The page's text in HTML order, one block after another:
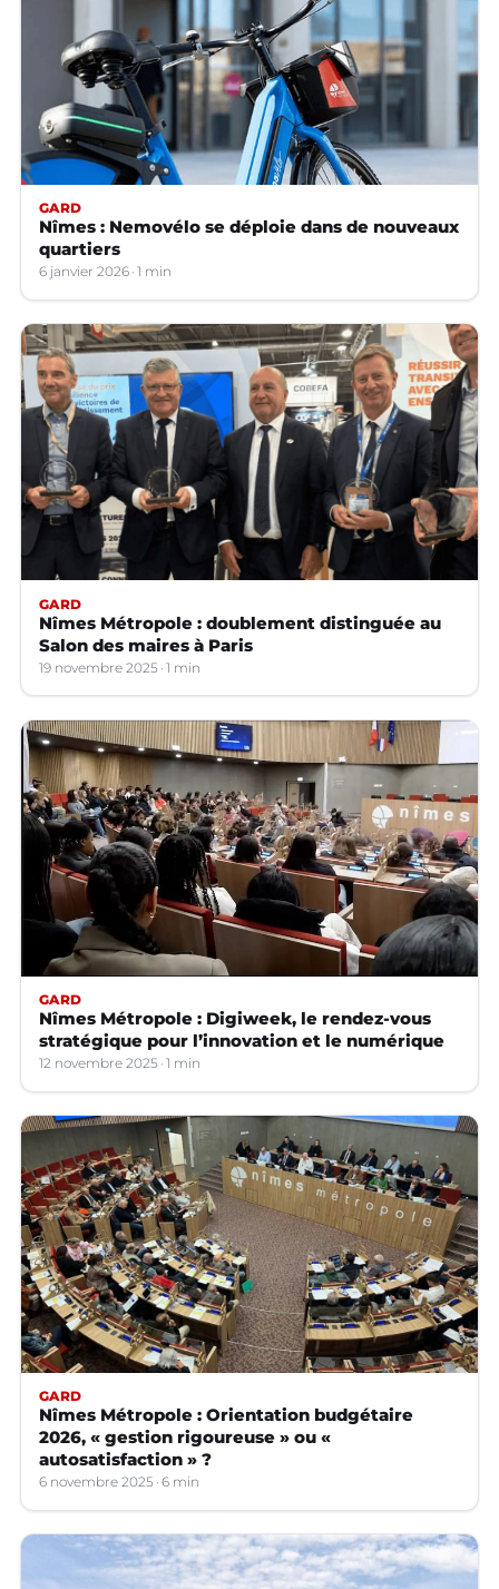
GARD
Nîmes : Nemovélo se déploie dans de nouveaux
quartiers
6 janvier 2026 1 min
GARD
Nîmes Métropole : doublement distinguée au
Salon des maires à Paris
19 novembre 2025 1 min
GARD
Nîmes Métropole : Digiweek, le rendez-vous
stratégique pour l’innovation et le numérique
12 novembre 2025 1 min
GARD
Nîmes Métropole : Orientation budgétaire
2026, « gestion rigoureuse » ou «
autosatisfaction » ?
6 novembre 2025 6 min